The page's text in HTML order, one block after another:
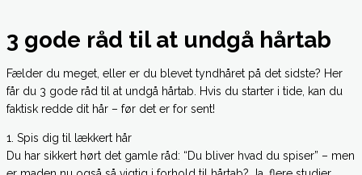
3 gode råd til at undgå hårtab
Fælder du meget, eller er du blevet tyndhåret på det sidste? Her
får du 3 gode råd til at undgå hårtab. Hvis du starter i tide, kan du
faktisk redde dit hår – før det er for sent!
1. Spis dig til lækkert hår
Du har sikkert hørt det gamle råd: “Du bliver hvad du spiser” – men